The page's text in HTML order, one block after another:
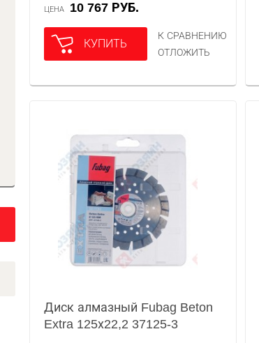
ЦЕНА 10 767 РУБ.
КУПИТЬ
К СРАВНЕНИЮ
ОТЛОЖИТЬ
Диск алмазный Fubag Beton
Extra 125х22,2 37125-3